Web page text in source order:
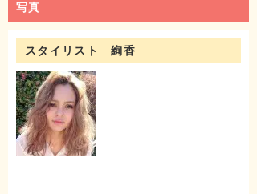
写真
スタイリスト 絢香